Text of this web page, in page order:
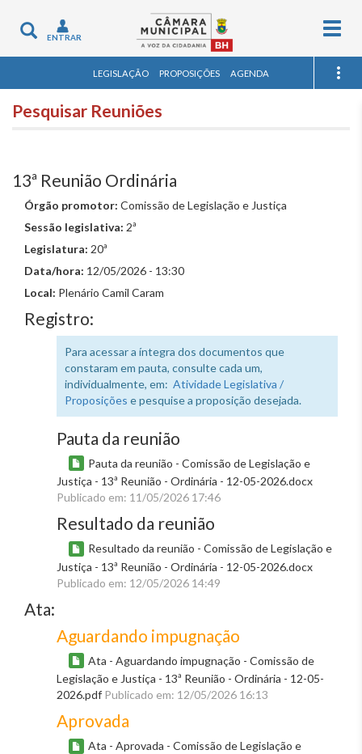
Toggle
navigation
ENTRAR
LEGISLAÇÃO PROPOSIÇÕES AGENDA
Pesquisar Reuniões
13ª Reunião Ordinária
Órgão promotor: Comissão de Legislação e Justiça
Sessão legislativa: 2ª
Legislatura: 20ª
Data/hora: 12/05/2026 - 13:30
Local: Plenário Camil Caram
Registro:
Para acessar a íntegra dos documentos que
constaram em pauta, consulte cada um,
individualmente, em: Atividade Legislativa /
Proposições e pesquise a proposição desejada.
Pauta da reunião
Pauta da reunião - Comissão de Legislação e
Justiça - 13ª Reunião - Ordinária - 12-05-2026.docx
Publicado em: 11/05/2026 17:46
Resultado da reunião
Resultado da reunião - Comissão de Legislação e
Justiça - 13ª Reunião - Ordinária - 12-05-2026.docx
Publicado em: 12/05/2026 14:49
Ata:
Aguardando impugnação
Ata - Aguardando impugnação - Comissão de
Legislação e Justiça - 13ª Reunião - Ordinária - 12-05-
2026.pdf Publicado em: 12/05/2026 16:13
Aprovada
Ata - Aprovada - Comissão de Legislação e